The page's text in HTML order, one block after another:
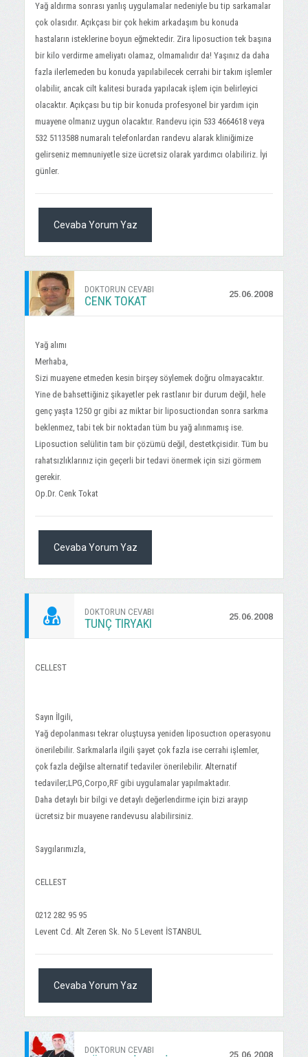
Yağ aldırma sonrası yanlış uygulamalar nedeniyle bu tip sarkamalar
çok olasıdır. Açıkçası bir çok hekim arkadaşım bu konuda
hastaların isteklerine boyun eğmektedir. Zira liposuction tek başına
bir kilo verdirme ameliyatı olamaz, olmamalıdır da! Yaşınız da daha
fazla ilerlemeden bu konuda yapılabilecek cerrahi bir takım işlemler
olabilir, ancak cilt kalitesi burada yapılacak işlem için belirleyici
olacaktır. Açıkçası bu tip bir konuda profesyonel bir yardım için
muayene olmanız uygun olacaktır. Randevu için 533 4664618 veya
532 5113588 numaralı telefonlardan randevu alarak kliniğimize
gelirseniz memnuniyetle size ücretsiz olarak yardımcı olabiliriz. İyi
günler.
Cevaba Yorum Yaz
DOKTORUN CEVABI
CENK TOKAT 25.06.2008
Yağ alımı
Merhaba,
Sizi muayene etmeden kesin birşey söylemek doğru olmayacaktır.
Yine de bahsettiğiniz şikayetler pek rastlanır bir durum değil, hele
genç yaşta 1250 gr gibi az miktar bir liposuctiondan sonra sarkma
beklenmez, tabi tek bir noktadan tüm bu yağ alınmamış ise.
Liposuction selülitin tam bir çözümü değil, destetkçisidir. Tüm bu
rahatsızlıklarınız için geçerli bir tedavi önermek için sizi görmem
gerekir.
Op.Dr. Cenk Tokat
Cevaba Yorum Yaz
DOKTORUN CEVABI
TUNÇ TIRYAKI 25.06.2008
CELLEST
Sayın İlgili,
Yağ depolanması tekrar oluştuysa yeniden liposuctıon operasyonu
önerilebilir. Sarkmalarla ilgili şayet çok fazla ise cerrahi işlemler,
çok fazla değilse alternatif tedaviler önerilebilir. Alternatif
tedaviler;LPG,Corpo,RF gibi uygulamalar yapılmaktadır.
Daha detaylı bir bilgi ve detaylı değerlendirme için bizi arayıp
ücretsiz bir muayene randevusu alabilirsiniz.
Saygılarımızla,
CELLEST
0212 282 95 95
Levent Cd. Alt Zeren Sk. No 5 Levent İSTANBUL
Cevaba Yorum Yaz
DOKTORUN CEVABI 25.06.2008